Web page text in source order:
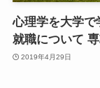
心理学を大学で
就職について
2019年4月29日